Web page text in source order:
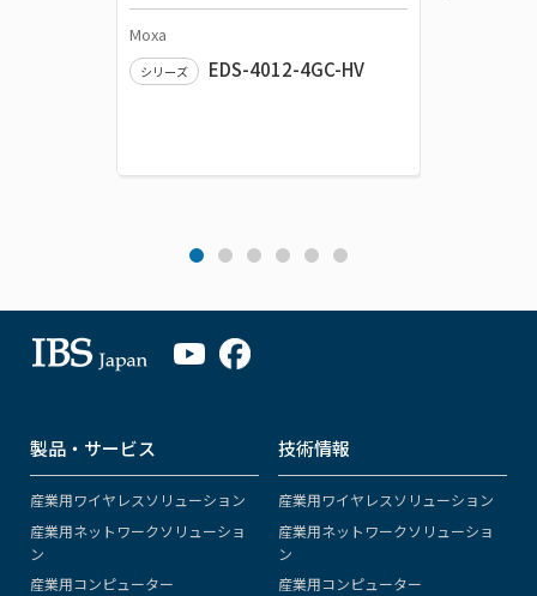
Moxa
シリーズ EDS-4012-4GC-HV
製品・サービス
産業用ワイヤレスソリューション
産業用ネットワークソリューショ
ン
産業用コンピューター
技術情報
産業用ワイヤレスソリューション
産業用ネットワークソリューショ
ン
産業用コンピューター